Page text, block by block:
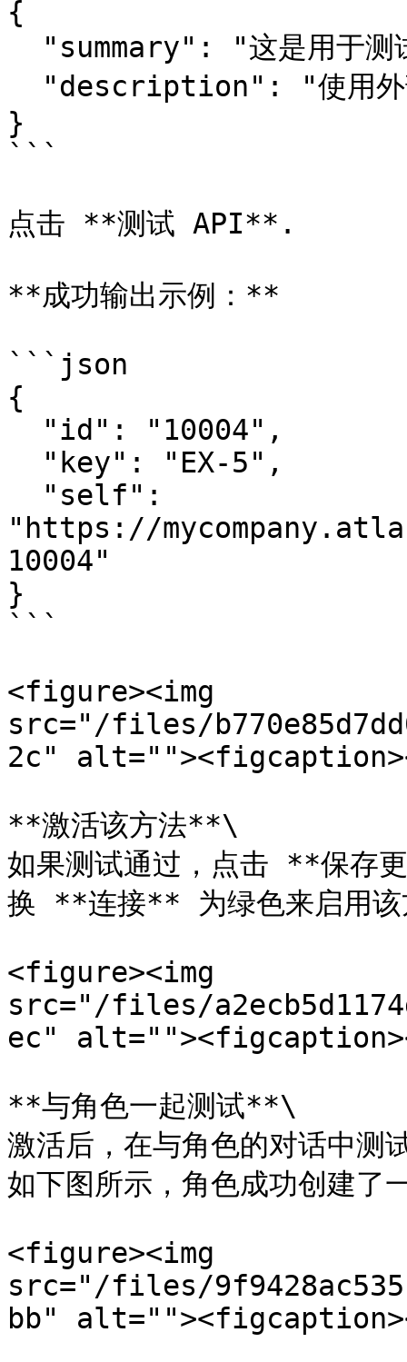
{
}
```
点击 **测试 API**.
**成功输出示例：**
```json
{
"https://
10004"
}
```
<figure><img
src="/files/
2c"
**激活该方法**\
如果测试通过，点击 **保存
换 **连接** 为绿色来启用该
<figure><img
src="/files/
ec"
**与角色一起测试**\
激活后，在与角色的对话中测
如下图所示，角色成功创建
<figure><img
src="/files/
bb"